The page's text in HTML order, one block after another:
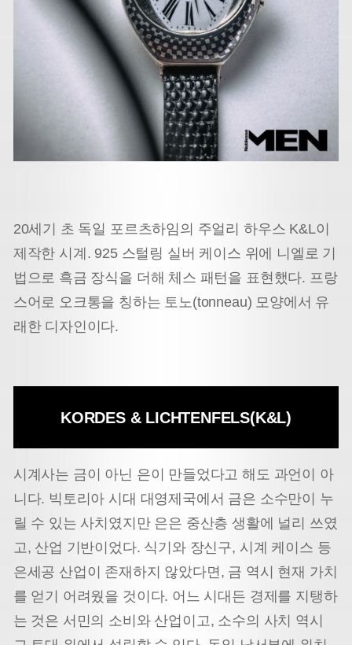
20세기 초 독일 포르츠하임의 주얼리 하우스 K&L이
제작한 시계. 925 스털링 실버 케이스 위에 니엘로 기
법으로 흑금 장식을 더해 체스 패턴을 표현했다. 프랑
스어로 오크통을 칭하는 토노(tonneau) 모양에서 유
래한 디자인이다.
KORDES & LICHTENFELS(K&L)
시계사는 금이 아닌 은이 만들었다고 해도 과언이 아
니다. 빅토리아 시대 대영제국에서 금은 소수만이 누
릴 수 있는 사치였지만 은은 중산층 생활에 널리 쓰였
고, 산업 기반이었다. 식기와 장신구, 시계 케이스 등
은세공 산업이 존재하지 않았다면, 금 역시 현재 가치
를 얻기 어려웠을 것이다. 어느 시대든 경제를 지탱하
는 것은 서민의 소비와 산업이고, 소수의 사치 역시